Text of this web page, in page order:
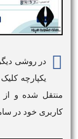
در روشی
یکپارچه
منتقل شده و
کاربری خود در